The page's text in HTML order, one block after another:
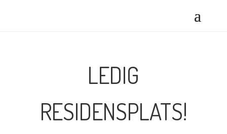
LEDIG
RESIDENSPLATS!